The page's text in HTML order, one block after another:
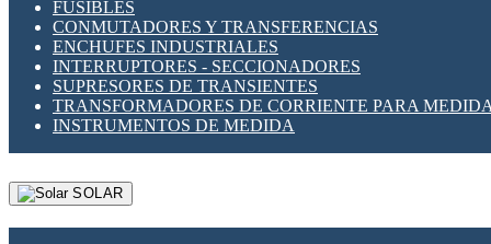
FUSIBLES
CONMUTADORES Y TRANSFERENCIAS
ENCHUFES INDUSTRIALES
INTERRUPTORES - SECCIONADORES
SUPRESORES DE TRANSIENTES
TRANSFORMADORES DE CORRIENTE PARA
INSTRUMENTOS DE MEDIDA
SOLAR